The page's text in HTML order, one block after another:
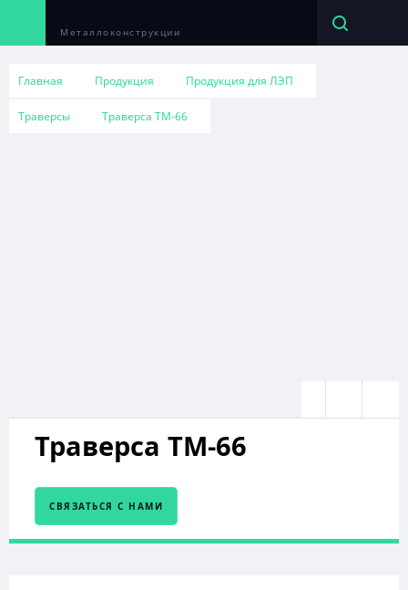
Металлоконструкции
Главная Продукция Продукция для ЛЭП
Траверсы Траверса ТМ-66
Траверса ТМ-66
СВЯЗАТЬСЯ С НАМИ